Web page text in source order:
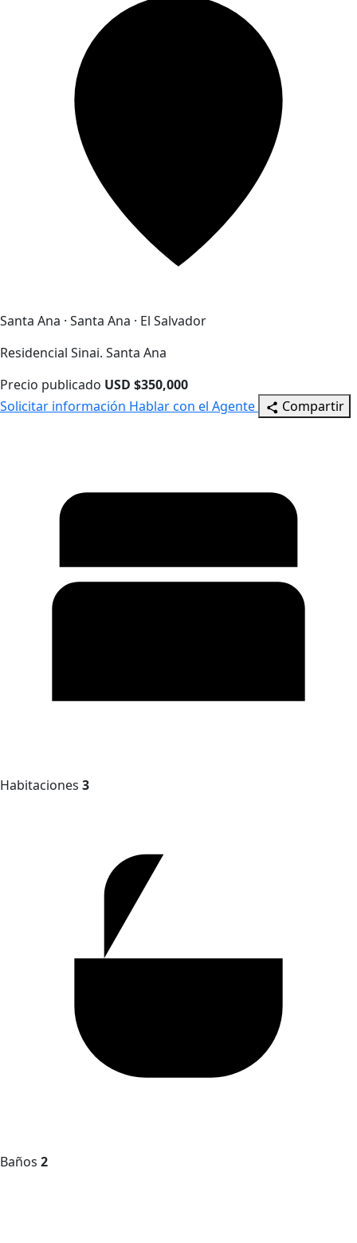
Santa Ana · Santa Ana · El Salvador
Residencial Sinai. Santa Ana
Precio publicado USD $350,000
Solicitar información Hablar con el Agente Compartir
Habitaciones 3
Baños 2